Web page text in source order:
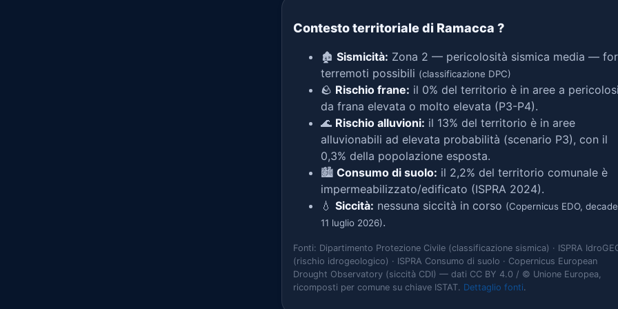
Contesto territoriale di Ramacca ?
🏚️ Sismicità: Zona 2 — pericolosità sismica media —
terremoti possibili (classificazione DPC)
🪨 Rischio frane: il 0% del territorio è in aree a
da frana elevata o molto elevata (P3-P4).
🌊 Rischio alluvioni: il 13% del territorio è in aree
alluvionabili ad elevata probabilità (scenario P3), con il
0,3% della popolazione esposta.
🏙️ Consumo di suolo: il 2,2% del territorio comunale è
impermeabilizzato/edificato (ISPRA 2024).
💧 Siccità: nessuna siccità in corso (Copernicus EDO,
11 luglio 2026).
Fonti: Dipartimento Protezione Civile (classificazione sismica) · ISPRA
(rischio idrogeologico) · ISPRA Consumo di suolo · Copernicus European
Drought Observatory (siccità CDI) — dati CC BY 4.0 / © Unione Europea,
ricomposti per comune su chiave ISTAT. Dettaglio fonti.